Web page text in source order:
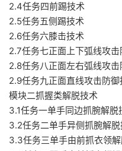
2.4任务四前踢技术
2.5任务五侧踢技术
2.6任务六膝击技术
2.7任务七正面上下弧线攻击
2.8任务八正面左右弧线攻击
2.9任务九正面直线攻击防御
模块二抓握类解脱技术
3.1任务一单手同边抓腕解脱
3.2任务二单手异侧抓腕解
3.3任务三单手由前抓衣领